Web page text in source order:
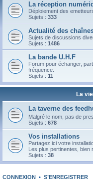
La réception
Déploiement des
Sujets : 333
Actualité des
Sujets de discussions
Sujets : 1486
La bande U.H.F
Forum pour échanger,
fréquence.
Sujets : 11
La
La taverne des
Malgré le nom, pas de
Sujets : 678
Vos installations
Partagez ici votre
Les plus pertinentes, bien
Sujets : 38
CONNEXION • S’ENREGISTRER